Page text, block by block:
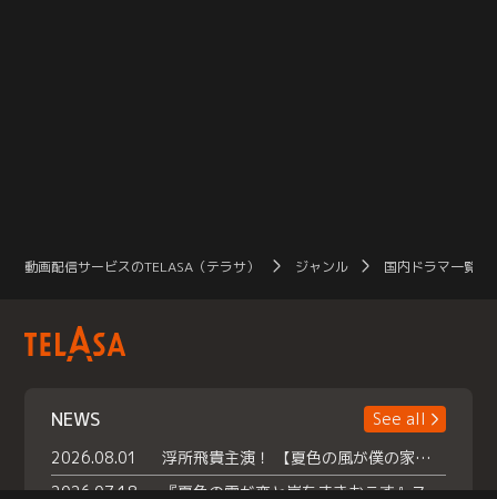
動画配信サービスのTELASA（テラサ） ジャンル 国内ドラマ一覧（
NEWS
See all
2026.08.01
浮所飛貴主演！ 【夏色の風が僕の家にやってきた】 本日よりテラサで独占配信スタート！
2026.07.18
『夏色の雲が恋と嵐をまきおこす』スペシャルメイキング 【Part1】2026年７月18日（土）23時30分～配信スタート！話題のシーンの裏側を大公開！豪華キャスト大集合！ 『武宮家 真夏の家族会議』開催！